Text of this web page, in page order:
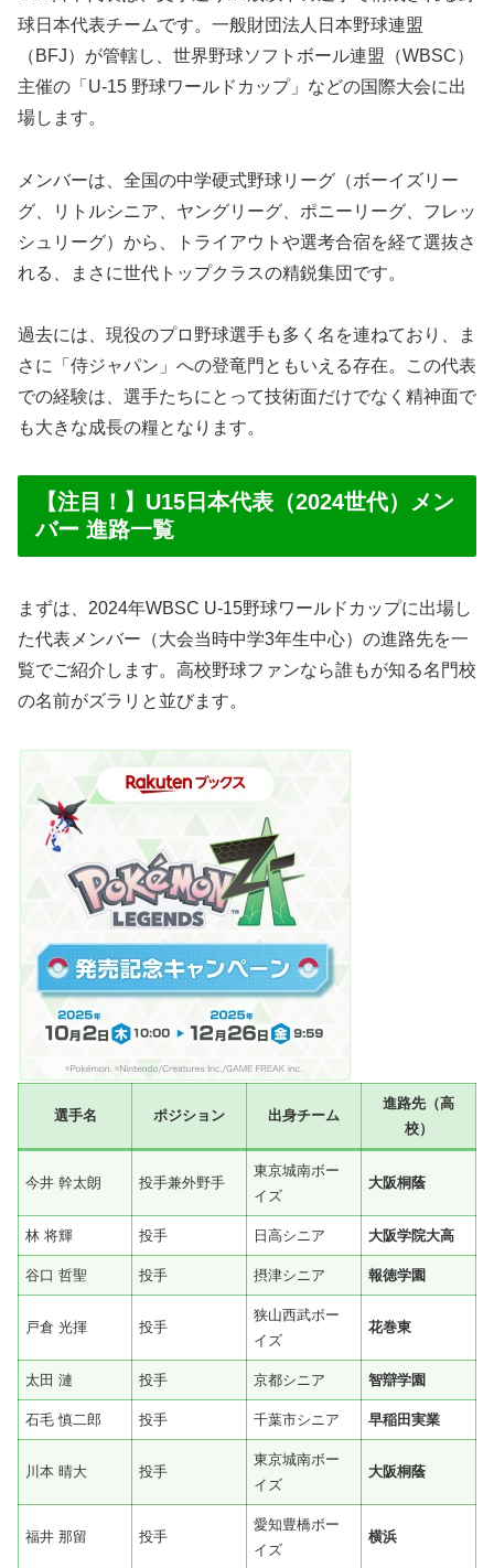
球日本代表チームです。一般財団法人日本野球連盟
（BFJ）が管轄し、世界野球ソフトボール連盟（WBSC）
主催の「U-15 野球ワールドカップ」などの国際大会に出
場します。
メンバーは、全国の中学硬式野球リーグ（ボーイズリー
グ、リトルシニア、ヤングリーグ、ポニーリーグ、フレッ
シュリーグ）から、トライアウトや選考合宿を経て選抜さ
れる、まさに世代トップクラスの精鋭集団です。
過去には、現役のプロ野球選手も多く名を連ねており、ま
さに「侍ジャパン」への登竜門ともいえる存在。この代表
での経験は、選手たちにとって技術面だけでなく精神面で
も大きな成長の糧となります。
【注目！】U15日本代表（2024世代）メン
バー 進路一覧
まずは、2024年WBSC U-15野球ワールドカップに出場し
た代表メンバー（大会当時中学3年生中心）の進路先を一
覧でご紹介します。高校野球ファンなら誰もが知る名門校
の名前がズラリと並びます。
選手名 ポジション 出身チーム
進路先（高
校）
今井 幹太朗 投手兼外野手
東京城南ボー
イズ
大阪桐蔭
林 将輝 投手 日高シニア 大阪学院大高
谷口 哲聖 投手 摂津シニア 報徳学園
戸倉 光揮 投手
狭山西武ボー
イズ
花巻東
太田 漣 投手 京都シニア 智辯学園
石毛 慎二郎 投手 千葉市シニア 早稲田実業
川本 晴大 投手
東京城南ボー
イズ
大阪桐蔭
福井 那留 投手
愛知豊橋ボー
イズ
横浜